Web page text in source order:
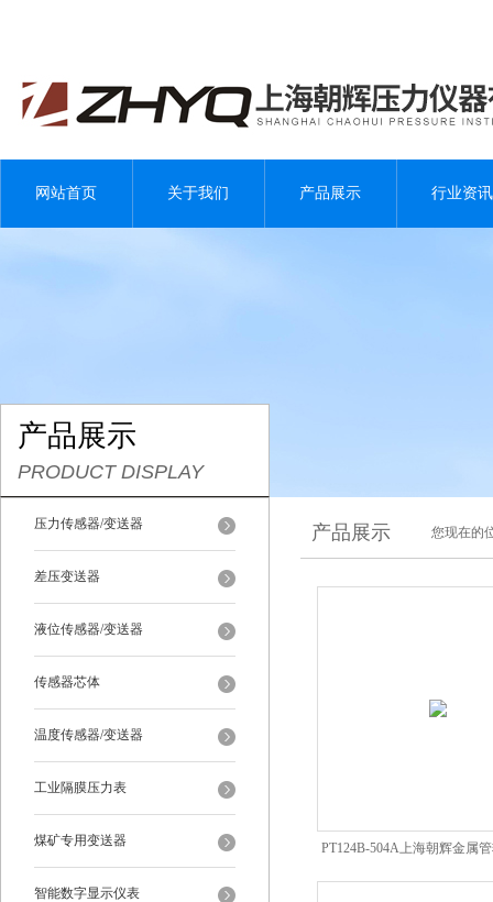
网站首页 关于我们 产品展示 行业资讯
产品展示
PRODUCT DISPLAY
压力传感器/变送器
差压变送器
液位传感器/变送器
传感器芯体
温度传感器/变送器
工业隔膜压力表
煤矿专用变送器
智能数字显示仪表
产品展示 您现在的
PT124B-504A上海朝辉金属